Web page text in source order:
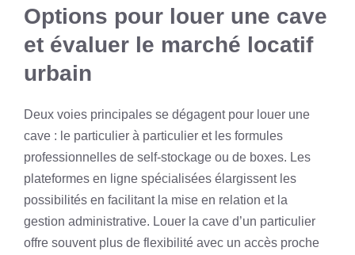
Options pour louer une cave
et évaluer le marché locatif
urbain
Deux voies principales se dégagent pour louer une
cave : le particulier à particulier et les formules
professionnelles de self-stockage ou de boxes. Les
plateformes en ligne spécialisées élargissent les
possibilités en facilitant la mise en relation et la
gestion administrative. Louer la cave d’un particulier
offre souvent plus de flexibilité avec un accès proche